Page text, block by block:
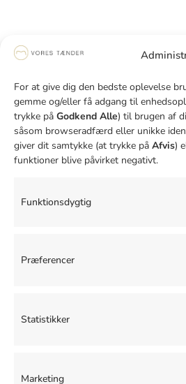
For at give dig den bedste oplevelse
gemme og/eller få adgang til
trykke på Godkend Alle) til brugen af
såsom browseradfærd eller unikke
giver dit samtykke (at trykke på Afvis)
funktioner blive påvirket negativt.
Funktionsdygtig
Præferencer
Statistikker
Marketing